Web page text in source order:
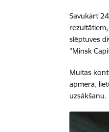
Savukārt
slēptuves
"Minsk
Muitas
apmērā,
uzsākšanu.